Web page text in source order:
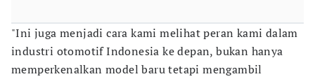
"Ini juga menjadi cara kami melihat peran kami dalam
industri otomotif Indonesia ke depan, bukan hanya
memperkenalkan model baru tetapi mengambil